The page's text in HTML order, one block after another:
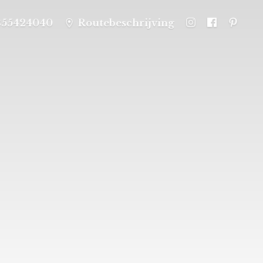
Routebeschrijving